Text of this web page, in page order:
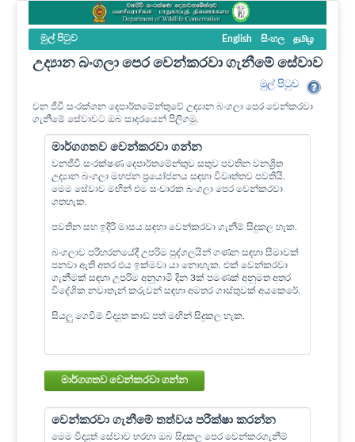
මුල් පි‍ටුව English සිංහල தமிழ
උද්‍යාන බංගලා පෙර වෙන්කරවා ගැනීමේ සේවාව
මුල් පි‍ටුව
වන ජීවී සංරක්ශන දෙපාර්තමේන්තුවේ උද්‍යාන බංගලා පෙර වෙන්කරවා
ගැනීමේ සේවාවට ඔබ සාදරයෙන් පිලිගමු.
මාර්ගගතව වෙන්කරවා ගන්න
වනජීවී සංරක්ෂණ දෙපාර්තමේන්තුව සතුව පවතින වනශ්‍රිත
උද්‍යාන බංගලා මහජන ප්‍රයෝජනය සඳහා විවෘත්තව පවතියි.
මෙම සේවාව මඟින් එම සංචාරක බංගලා පෙර වෙන්කරවා
ගතහැක.
පවතින සහ ඉදිරි මාසය සඳහා වෙන්කරවා ගැනීම් සිදුකල හැක.
බංගලාව පරිහරනයේදී උපරිම පුද්ගලයින් ගණන සඳහා සීමාවක්
පනවා ඇති අතර එය ඉක්මවා යා නොහැක. එක් වෙන්කරවා
ගැනීමක් සඳහා උපරිම අනුගාමී දින 3ක් පමණක් අනුමත අතර
විදේශික නවාතැන් කරුවන් සඳහා අමතර ගාස්තුවක් අයකෙරේ.
සියලු ගෙවීම් විද්‍යුත කාඩ් පත් මඟින් සිදුකල හැක.
මාර්ගගතව වෙන්කරවා ගන්න
වෙන්කරවා ගැනීමේ තත්වය පරීක්ෂා කරන්න
මෙම විද්‍යුත් සේවාව හරහා ඔබ සිදුකල පෙර වෙන්කරගැනීම්